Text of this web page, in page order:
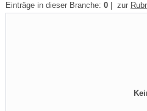
Einträge in dieser Branche: 0 | zur